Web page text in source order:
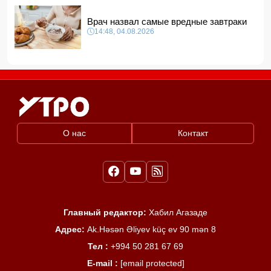
Врач назвал самые вредные завтраки
14:48, 04.08.2026
О нас Контакт
Главный редактор: Хабил Агазаде
Адрес: Ak.Həsən Əliyev küç ev 90 mən 8
Тел : +994 50 281 67 69
E-mail : [email protected]